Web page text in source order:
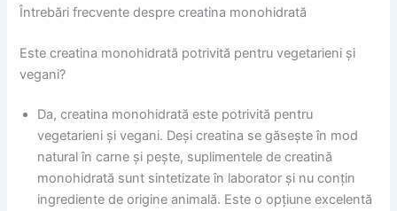
Întrebări frecvente despre creatina monohidrată
Este creatina monohidrată potrivită pentru vegetarieni și
vegani?
Da, creatina monohidrată este potrivită pentru
vegetarieni și vegani. Deși creatina se găsește în mod
natural în carne și pește, suplimentele de creatină
monohidrată sunt sintetizate în laborator și nu conțin
ingrediente de origine animală. Este o opțiune excelentă